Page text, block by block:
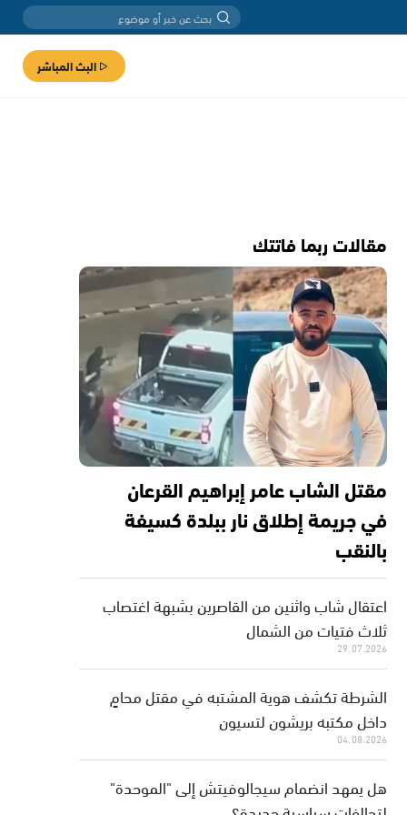
البث المباشر
مقالات ربما فاتتك
مقتل الشاب عامر إبراهيم القرعان
في جريمة إطلاق نار ببلدة كسيفة
بالنقب
اعتقال شاب واثنين من القاصرين بشبهة اغتصاب
ثلاث فتيات من الشمال
29.07.2026
الشرطة تكشف هوية المشتبه في مقتل محامٍ
داخل مكتبه بريشون لتسيون
04.08.2026
هل يمهد انضمام سيجالوفيتش إلى "الموحدة"